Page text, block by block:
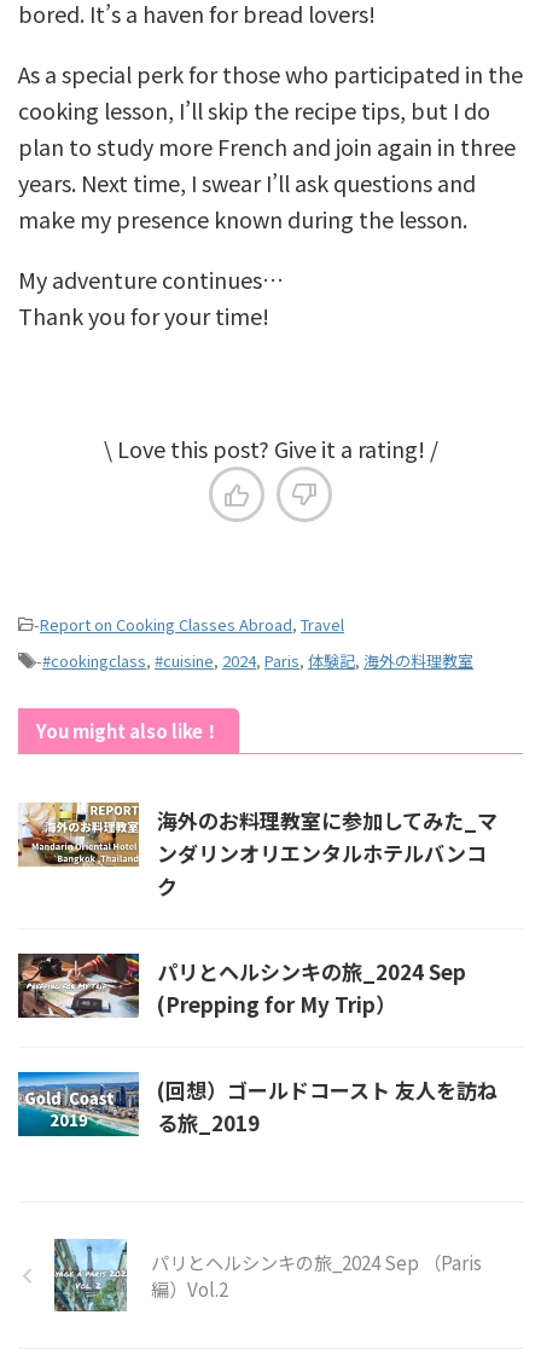
bored. It’s a haven for bread lovers!
As a special perk for those who participated in the
cooking lesson, I’ll skip the recipe tips, but I do
plan to study more French and join again in three
years. Next time, I swear I’ll ask questions and
make my presence known during the lesson.
My adventure continues…
Thank you for your time!
\ Love this post? Give it a rating! /
-Report on Cooking Classes Abroad, Travel
-#cookingclass, #cuisine, 2024, Paris, 体験記, 海外の料理教室
You might also like！
海外のお料理教室に参加してみた_マ
ンダリンオリエンタルホテルバンコ
ク
パリとヘルシンキの旅_2024 Sep
(Prepping for My Trip）
(回想）ゴールドコースト 友人を訪ね
る旅_2019
パリとヘルシンキの旅_2024 Sep （Paris
編）Vol.2